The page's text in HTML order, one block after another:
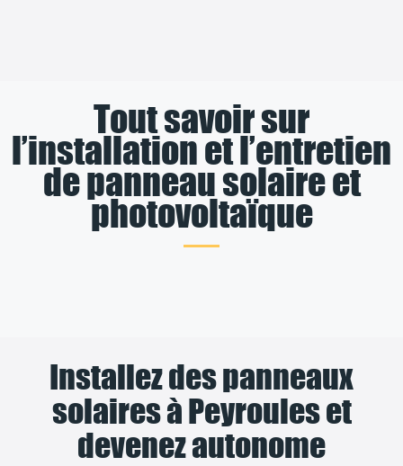
Tout savoir sur
l’installation et l’entretien
de panneau solaire et
photovoltaïque
Installez des panneaux
solaires à Peyroules et
devenez autonome